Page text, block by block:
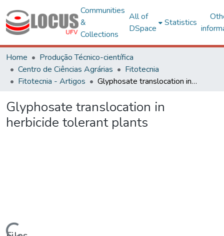
Communities
&
Collections
All of
DSpace
Statistics
Home
Produção Técnico-científica
Centro de Ciências Agrárias
Fitotecnia
Fitotecnia - Artigos
Glyphosate translocation in herbicide tolerant plants
Glyphosate translocation in
herbicide tolerant plants